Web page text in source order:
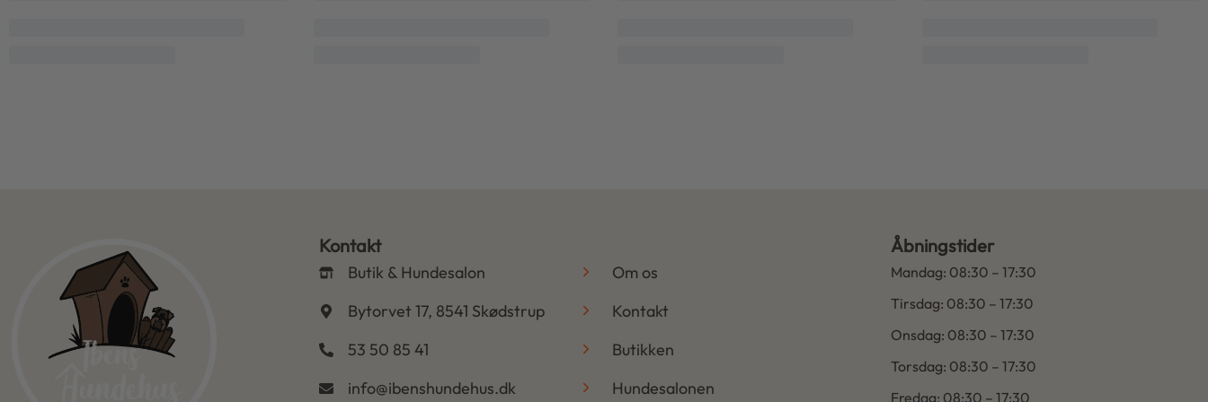
Kontakt
Butik & Hundesalon
Bytorvet 17, 8541 Skødstrup
53 50 85 41
info@ibenshundehus.dk
Om os
Kontakt
Butikken
Hundesalonen
Åbningstider
Mandag: 08:30 – 17:30
Tirsdag: 08:30 – 17:30
Onsdag: 08:30 – 17:30
Torsdag: 08:30 – 17:30
Fredag: 08:30 – 17:30